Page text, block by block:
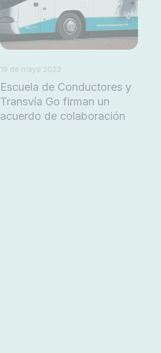
19 de mayo 2023
Escuela de Conductores y
Transvía Go firman un
acuerdo de colaboración